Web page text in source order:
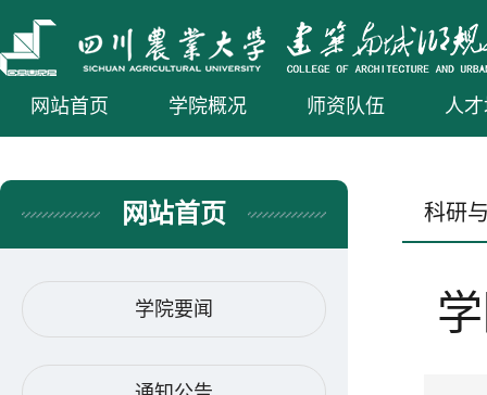
网站首页 学院概况 师资队伍 人
网站首页
学院要闻
科研